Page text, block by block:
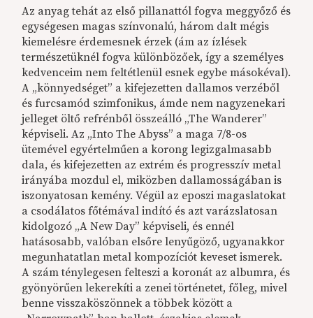
Az anyag tehát az első pillanattól fogva meggyőző és
egységesen magas színvonalú, három dalt mégis
kiemelésre érdemesnek érzek (ám az ízlések
természetüknél fogva különbözőek, így a személyes
kedvenceim nem feltétlenül esnek egybe másokéval).
A „könnyedséget” a kifejezetten dallamos verzéből
és furcsamód szimfonikus, ámde nem nagyzenekari
jelleget öltő refrénből összeálló „The Wanderer”
képviseli. Az „Into The Abyss” a maga 7/8-os
ütemével egyértelműen a korong legizgalmasabb
dala, és kifejezetten az extrém és progresszív metal
irányába mozdul el, miközben dallamosságában is
iszonyatosan kemény. Végül az eposzi magaslatokat
a csodálatos főtémával indító és azt varázslatosan
kidolgozó „A New Day” képviseli, és ennél
hatásosabb, valóban elsőre lenyűgöző, ugyanakkor
megunhatatlan metal kompozíciót keveset ismerek.
A szám ténylegesen felteszi a koronát az albumra, és
gyönyörűen lekerekíti a zenei történetet, főleg, mivel
benne visszaköszönnek a többek között a